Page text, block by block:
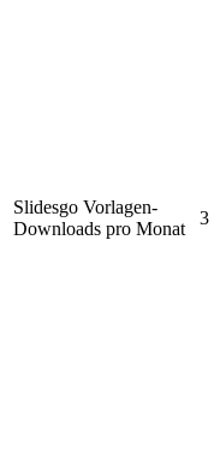
Slidesgo Vorlagen-
Downloads pro Monat
3